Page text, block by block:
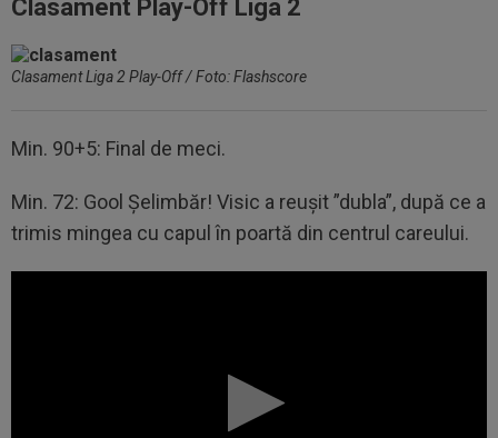
Clasament Play-Off Liga 2
Clasament Liga 2 Play-Off / Foto: Flashscore
Min. 90+5: Final de meci.
Min. 72: Gool Șelimbăr! Visic a reușit ”dubla”, după ce a
trimis mingea cu capul în poartă din centrul careului.